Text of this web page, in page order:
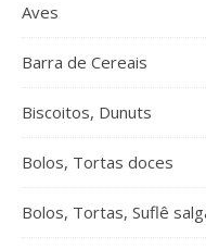
Aves
Barra de Cereais
Biscoitos, Dunuts
Bolos, Tortas doces
Bolos, Tortas, Suflê